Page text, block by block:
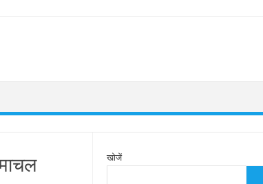
खोजें